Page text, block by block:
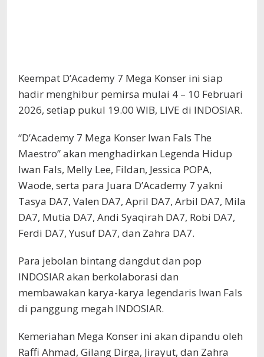
Keempat D’Academy 7 Mega Konser ini siap
hadir menghibur pemirsa mulai 4 – 10 Februari
2026, setiap pukul 19.00 WIB, LIVE di INDOSIAR.
“D’Academy 7 Mega Konser Iwan Fals The
Maestro” akan menghadirkan Legenda Hidup
Iwan Fals, Melly Lee, Fildan, Jessica POPA,
Waode, serta para Juara D’Academy 7 yakni
Tasya DA7, Valen DA7, April DA7, Arbil DA7, Mila
DA7, Mutia DA7, Andi Syaqirah DA7, Robi DA7,
Ferdi DA7, Yusuf DA7, dan Zahra DA7.
Para jebolan bintang dangdut dan pop
INDOSIAR akan berkolaborasi dan
membawakan karya-karya legendaris Iwan Fals
di panggung megah INDOSIAR.
Kemeriahan Mega Konser ini akan dipandu oleh
Raffi Ahmad, Gilang Dirga, Jirayut, dan Zahra